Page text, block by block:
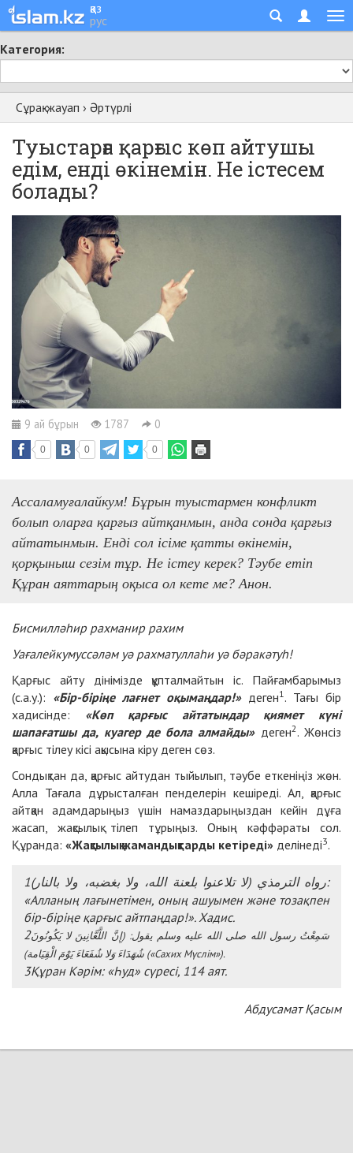
қаз
рус
Категория:
Сұрақ-жауап › Әртүрлі
Туыстарға қарғыс көп айтушы
едім, енді өкінемін. Не істесем
болады?
9 ай бұрын 1787 0
0 0 0
Ассаламуғалайкум! Бұрын туыстармен конфликт
болып оларға қарғыз айтқанмын, анда сонда қарғыз
айтатынмын. Енді сол ісіме қатты өкінемін,
қорқыныш сезім тұр. Не істеу керек? Тәубе етіп
Құран аяттарың оқыса ол кете ме? Анон.
Бисмилләһир рахманир рахим
Уағалейкумуссәләм уә рахматуллаһи уә бәракәтуһ!
Қарғыс айту дінімізде құпталмайтын іс. Пайғамбарымыз
(с.а.у.): «Бір-біріңе лағнет оқымаңдар!»деген1. Тағы бір
хадисінде: «Көп қарғыс айтатындар қиямет күні
шапағатшы да, куагер де бола алмайды»деген2. Жөнсіз
қарғыс тілеу кісі ақысына кіру деген сөз.
Сондықтан да, қарғыс айтудан тыйылып, тәубе еткеніңіз жөн.
Алла Тағала дұрысталған пенделерін кешіреді. Ал, қарғыс
айтқан адамдарыңыз үшін намаздарыңыздан кейін дұға
жасап, жақсылық тілеп тұрыңыз. Оның кәффәраты сол.
Құранда: «Жақсылық жамандықтарды кетіреді» делінеді3.
1(لا تلاعنوا بلعنة الله، ولا بغضبه، ولا بالنار) رواه الترمذي:
«Алланың лағынетімен, оның ашуымен және тозақпен
бір-біріңе қарғыс айтпаңдар!». Хадис.
2
سَمِعْتُ رسول الله صلى الله عليه وسلم يقول: (إِنَّ اللَّعَّانِينَ لا يَكُونُونَ
شُهَدَاءَ وَلا شُفَعَاءَ يَوْمَ الْقِيَامة («Сахих Мүслім»).
3Құран Кәрім: «Һуд» сүресі, 114 аят.
Абдусамат Қасым